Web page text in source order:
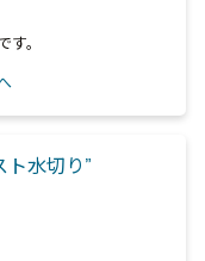
。
水切り”